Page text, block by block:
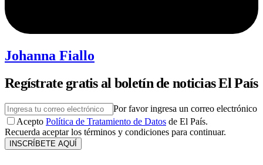
Johanna Fiallo
Regístrate gratis al boletín de noticias El País
Por favor ingresa un correo electrónico
Acepto Política de Tratamiento de Datos de El País.
Recuerda aceptar los términos y condiciones para continuar.
INSCRÍBETE AQUÍ